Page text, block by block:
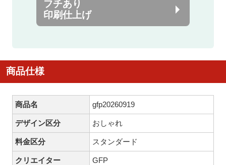
フチあり
印刷仕上げ
商品仕様
商品名 gfp20260919
デザイン区分 おしゃれ
料金区分 スタンダード
クリエイター GFP